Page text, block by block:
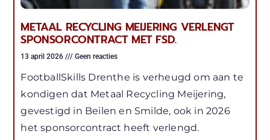
METAAL RECYCLING MEIJERING VERLENGT
SPONSORCONTRACT MET FSD.
13 april 2026 Geen reacties
FootballSkills Drenthe is verheugd om aan te
kondigen dat Metaal Recycling Meijering,
gevestigd in Beilen en Smilde, ook in 2026
het sponsorcontract heeft verlengd.